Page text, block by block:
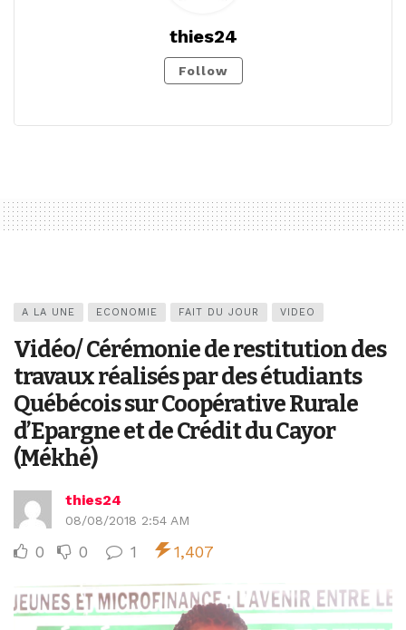
thies24
Follow
A LA UNE ECONOMIE FAIT DU JOUR VIDEO
Vidéo/ Cérémonie de restitution des
travaux réalisés par des étudiants
Québécois sur Coopérative Rurale
d’Epargne et de Crédit du Cayor
(Mékhé)
thies24
08/08/2018 2:54 AM
0 0 1 1,407